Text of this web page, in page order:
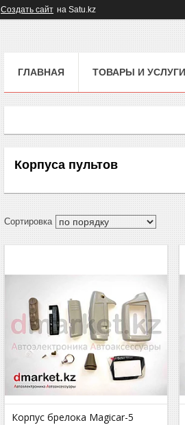
Создать сайт на Satu.kz
ГЛАВНАЯ ТОВАРЫ И УСЛУГИ
Корпуса пультов
Корпус брелока Magicar-5